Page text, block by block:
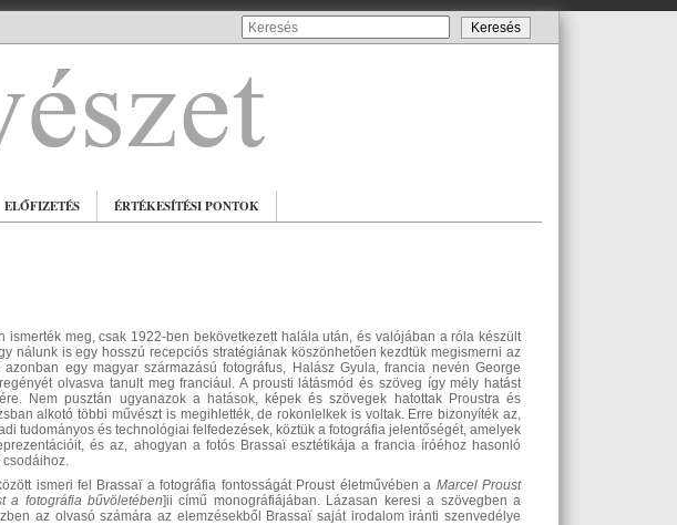
ELŐFIZETÉS ÉRTÉKESÍTÉSI PONTOK
ismerték meg, csak 1922-ben bekövetkezett halála után, és valójában a róla készült
nálunk is egy hosszú recepciós stratégiának köszönhetően kezdtük megismerni az
egy magyar származású fotográfus, Halász Gyula, francia nevén George
olvasva tanult meg franciául. A prousti látásmód és szöveg így mély hatást
Nem pusztán ugyanazok a hatások, képek és szövegek hatottak Proustra és
alkotó többi művészt is megihlették, de rokonlelkek is voltak. Erre bizonyíték az,
tudományos és technológiai felfedezések, köztük a fotográfia jelentőségét, amelyek
és az, ahogyan a fotós Brassaï esztétikája a francia íróéhoz hasonló
ismeri fel Brassaï a fotográfia fontosságát Proust életművében a Marcel Proust
a fotográfia bűvöletében]ii című monográfiájában. Lázasan keresi a szövegben a
az olvasó számára az elemzésekből Brassaï saját irodalom iránti szenvedélye